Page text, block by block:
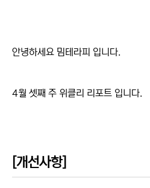
안녕하세요 밈테라피 입니다.
4월 셋째 주 위클리 리포트 입니다.
[개선사항]